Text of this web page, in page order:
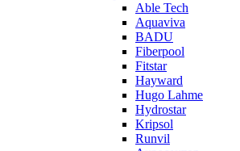
Able Tech
Aquaviva
BADU
Fiberpool
Fitstar
Hayward
Hugo Lahme
Hydrostar
Kripsol
Runvil